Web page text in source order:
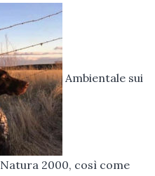
Ambientale sui
2000, così come